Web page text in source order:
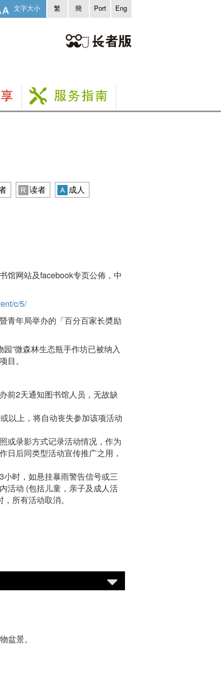
文字大小 繁 簡 Port Eng
读者
成人
馆网站及facebook专页公佈，中
c/5/
青年局举办的「百分百家长奬励
园”微森林生态瓶手作坊已被纳入
目。
前2天通知图书馆人员，无故缺
以上，将自动丧失参加该项活动
或录影方式记录活动情况，作为
日后同类型活动宣传推广之用，
时，如悬挂暴雨警告信号或三
活动 (包括儿童，亲子及成人活
所有活动取消。
盆景。